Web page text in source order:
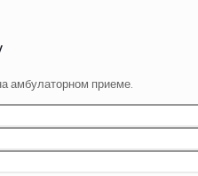
амбулаторном приеме.